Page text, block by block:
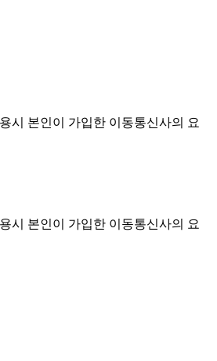
시 본인이 가입한 이동통신사의 요
시 본인이 가입한 이동통신사의 요